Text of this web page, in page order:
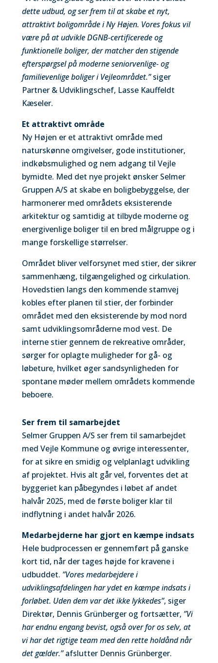
dette udbud, og ser frem til at skabe et nyt,
attraktivt boligområde i Ny Højen. Vores fokus vil
være på at udvikle DGNB-certificerede og
funktionelle boliger, der matcher den stigende
efterspørgsel på moderne seniorvenlige- og
familievenlige boliger i Vejleområdet.”siger
Partner & Udviklingschef, Lasse Kauffeldt
Kæseler.
Et attraktivt område
Ny Højen er et attraktivt område med
naturskønne omgivelser, gode institutioner,
indkøbsmulighed og nem adgang til Vejle
bymidte. Med det nye projekt ønsker Selmer
Gruppen A/S at skabe en boligbebyggelse, der
harmonerer med områdets eksisterende
arkitektur og samtidig at tilbyde moderne og
energivenlige boliger til en bred målgruppe og i
mange forskellige størrelser.
Området bliver velforsynet med stier, der sikrer
sammenhæng, tilgængelighed og cirkulation.
Hovedstien langs den kommende stamvej
kobles efter planen til stier, der forbinder
området med den eksisterende by mod nord
samt udviklingsområderne mod vest. De
interne stier gennem de rekreative områder,
sørger for oplagte muligheder for gå- og
løbeture, hvilket øger sandsynligheden for
spontane møder mellem områdets kommende
beboere.
Ser frem til samarbejdet
Selmer Gruppen A/S ser frem til samarbejdet
med Vejle Kommune og øvrige interessenter,
for at sikre en smidig og velplanlagt udvikling
af projektet. Hvis alt går vel, forventes det at
byggeriet kan påbegyndes i løbet af andet
halvår 2025, med de første boliger klar til
indflytning i andet halvår 2026.
Medarbejderne har gjort en kæmpe indsats
Hele budprocessen er gennemført på ganske
kort tid, når der tages højde for kravene i
udbuddet. ”Vores medarbejdere i
udviklingsafdelingen har ydet en kæmpe indsats i
forløbet. Uden dem var det ikke lykkedes”, siger
Direktør, Dennis Grünberger og fortsætter, ”Vi
har endnu engang bevist, også over for os selv, at
vi har det rigtige team med den rette holdånd når
det gælder.”afslutter Dennis Grünberger.